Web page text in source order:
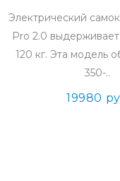
Электрический
Pro 2.0
120 кг. Эта модель
350-..
19980